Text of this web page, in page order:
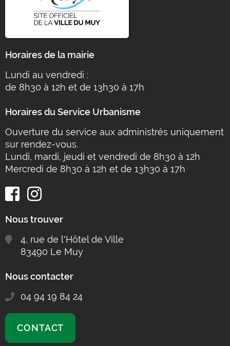
Horaires de la mairie
Lundi au vendredi :
de 8h30 à 12h et de 13h30 à 17h
Horaires du Service Urbanisme
Ouverture du service aux administrés uniquement
sur rendez-vous.
Lundi, mardi, jeudi et vendredi de 8h30 à 12h
Mercredi de 8h30 à 12h et de 13h30 à 17h
Nous trouver
4, rue de l'Hôtel de Ville
83490 Le Muy
Nous contacter
04 94 19 84 24
CONTACT